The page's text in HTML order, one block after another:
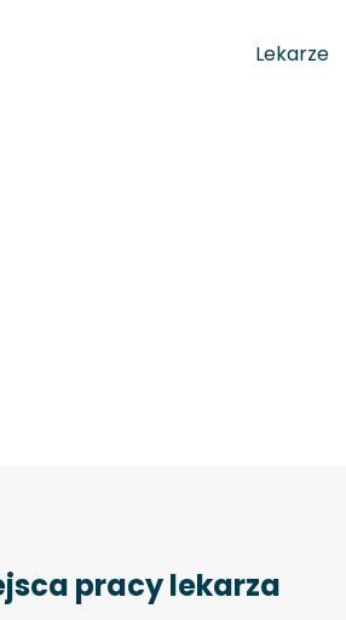
Lekarze
pracy lekarza